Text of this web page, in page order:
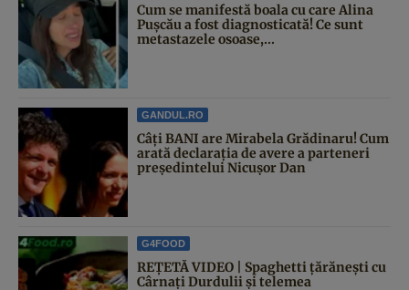
Cum se manifestă boala cu care Alina
Pușcău a fost diagnosticată! Ce sunt
metastazele osoase,...
GANDUL.RO
Câți BANI are Mirabela Grădinaru! Cum
arată declarația de avere a parteneri
președintelui Nicușor Dan
G4FOOD
REȚETĂ VIDEO | Spaghetti țărănești cu
Cârnați Durdulii și telemea